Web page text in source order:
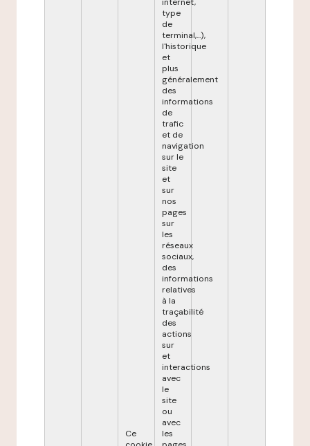
Ce
type
de
terminal,...),
l'historique
et
plus
généralement
des
informations
de
trafic
et de
navigation
sur le
site
et
sur
nos
pages
sur
les
réseaux
sociaux,
des
informations
relatives
à la
traçabilité
des
actions
sur
et
interactions
avec
le
site
ou
avec
les